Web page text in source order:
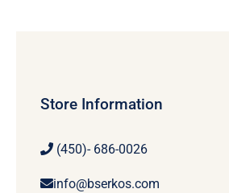
Store Information
(450)- 686-0026
info@bserkos.com